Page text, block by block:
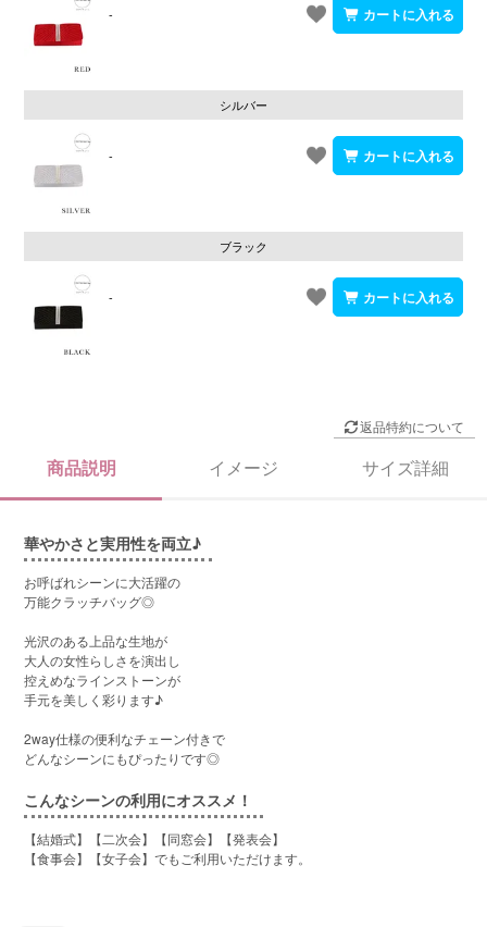
-
シルバー
-
ブラック
-
返品特約について
商品説明 イメージ サイズ詳細
華やかさと実用性を両立♪
お呼ばれシーンに大活躍の
万能クラッチバッグ◎
光沢のある上品な生地が
大人の女性らしさを演出し
控えめなラインストーンが
手元を美しく彩ります♪
2way仕様の便利なチェーン付きで
どんなシーンにもぴったりです◎
こんなシーンの利用にオススメ！
【結婚式】【二次会】【同窓会】【発表会】
【食事会】【女子会】でもご利用いただけます。